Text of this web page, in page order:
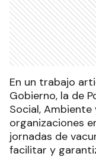
En un trabajo
Gobierno, la de
Social,
organizaciones
jornadas de
facilitar y